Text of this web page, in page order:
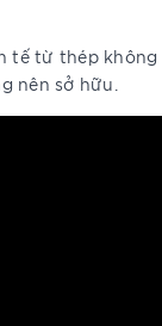
từ thép
nên sở hữu.